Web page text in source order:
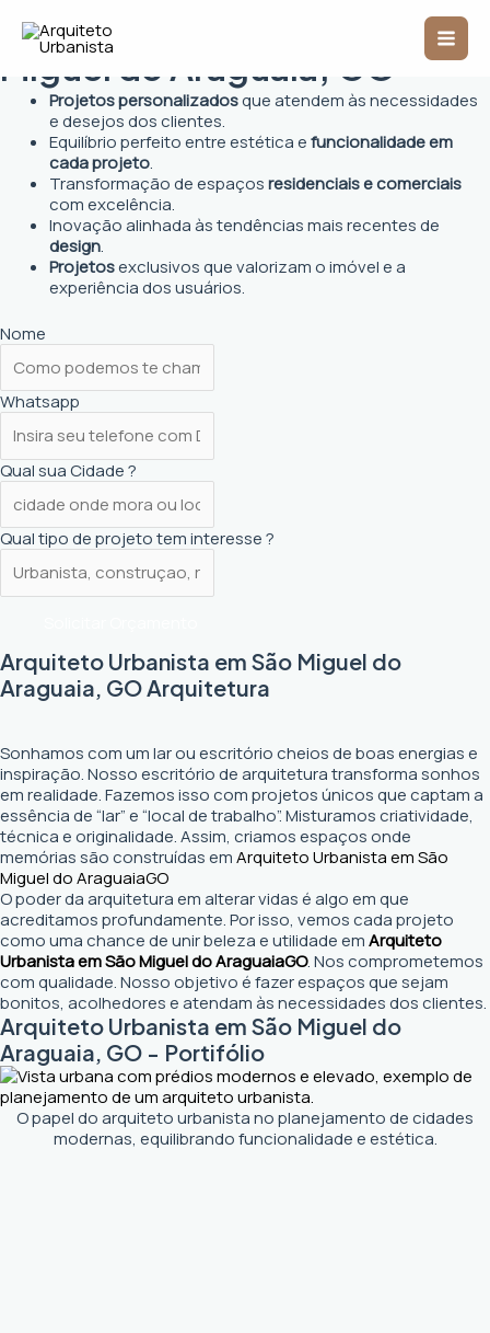
para
conteúdo
Main
Arquiteto Urbanista em São
Miguel do Araguaia, GO
Projetos personalizadosque atendem às necessidades
e desejos dos clientes.
Equilíbrio perfeito entre estética efuncionalidade em
cada projeto.
Transformação de espaçosresidenciais e comerciais
com excelência.
Inovação alinhada às tendências mais recentes de
design.
Projetosexclusivos que valorizam o imóvel e a
experiência dos usuários.
Nome
Whatsapp
Qual sua Cidade ?
Qual tipo de projeto tem interesse ?
Arquiteto Urbanista em São Miguel do
Araguaia, GO Arquitetura
Sonhamos com um lar ou escritório cheios de boas energias e
inspiração. Nosso escritório de arquitetura transforma sonhos
em realidade. Fazemos isso com projetos únicos que captam a
essência de “lar” e “local de trabalho”. Misturamos criatividade,
técnica e originalidade. Assim, criamos espaços onde
memórias são construídas emArquiteto Urbanista em São
Miguel do AraguaiaGO
O poder da arquitetura em alterar vidas é algo em que
acreditamos profundamente. Por isso, vemos cada projeto
como uma chance de unir beleza e utilidade emArquiteto
Urbanista em São Miguel do AraguaiaGO. Nos comprometemos
com qualidade. Nosso objetivo é fazer espaços que sejam
bonitos, acolhedores e atendam às necessidades dos clientes.
Arquiteto Urbanista em São Miguel do
Araguaia, GO - Portifólio
O papel do arquiteto urbanista no planejamento de cidades
modernas, equilibrando funcionalidade e estética.